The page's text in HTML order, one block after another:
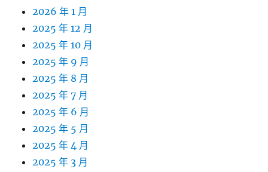
2026 年 1 月
2025 年 12 月
2025 年 10 月
2025 年 9 月
2025 年 8 月
2025 年 7 月
2025 年 6 月
2025 年 5 月
2025 年 4 月
2025 年 3 月